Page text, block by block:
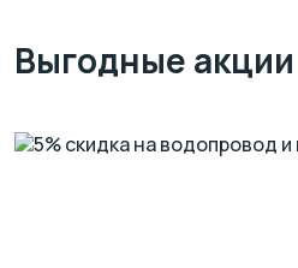
Выгодные акции